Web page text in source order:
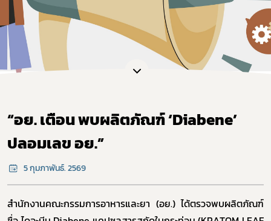
“อย. เตือน พบผลิตภัณฑ์ ‘Diabene’
ปลอมเลข อย.”
5 กุมภาพันธ์. 2569
สำนักงานคณะกรรมการอาหารและยา (อย.) ได้ตรวจพบผลิตภัณฑ์